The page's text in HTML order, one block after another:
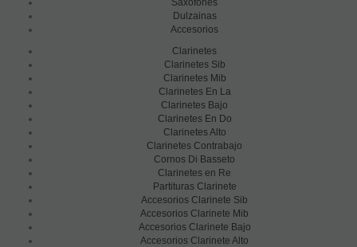
Saxofones
Dulzainas
Accesorios
Clarinetes
Clarinetes Sib
Clarinetes Mib
Clarinetes En La
Clarinetes Bajo
Clarinetes En Do
Clarinetes Alto
Clarinetes Contrabajo
Cornos Di Basseto
Clarinetes en Re
Partituras Clarinete
Accesorios Clarinete Sib
Accesorios Clarinete Mib
Accesorios Clarinete Bajo
Accesorios Clarinete Alto